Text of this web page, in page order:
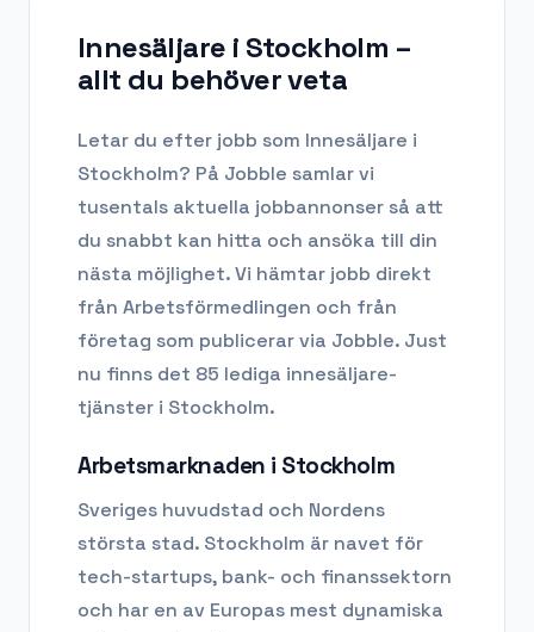
Innesäljare i Stockholm –
allt du behöver veta
Letar du efter jobb som Innesäljare i
Stockholm? På Jobble samlar vi
tusentals aktuella jobbannonser så att
du snabbt kan hitta och ansöka till din
nästa möjlighet. Vi hämtar jobb direkt
från Arbetsförmedlingen och från
företag som publicerar via Jobble. Just
nu finns det 85 lediga innesäljare-
tjänster i Stockholm.
Arbetsmarknaden i Stockholm
Sveriges huvudstad och Nordens
största stad. Stockholm är navet för
tech-startups, bank- och finanssektorn
och har en av Europas mest dynamiska